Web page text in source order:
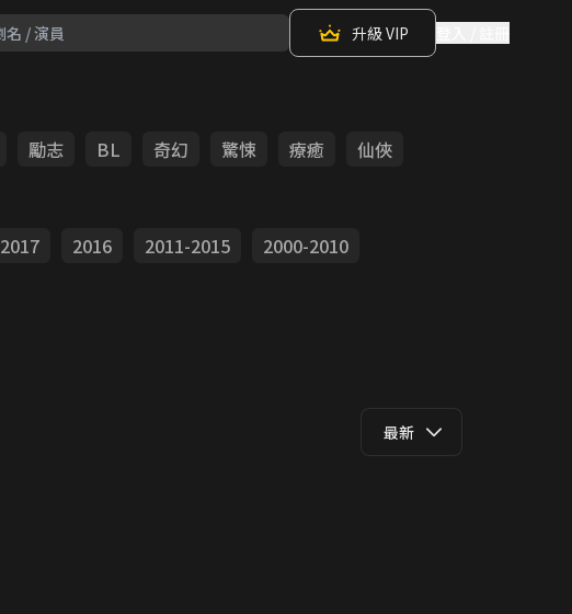
升級 VIP
勵志 BL 奇幻 驚悚 療癒
仙俠
2017 2016 2011-2015
2000-2010
最新